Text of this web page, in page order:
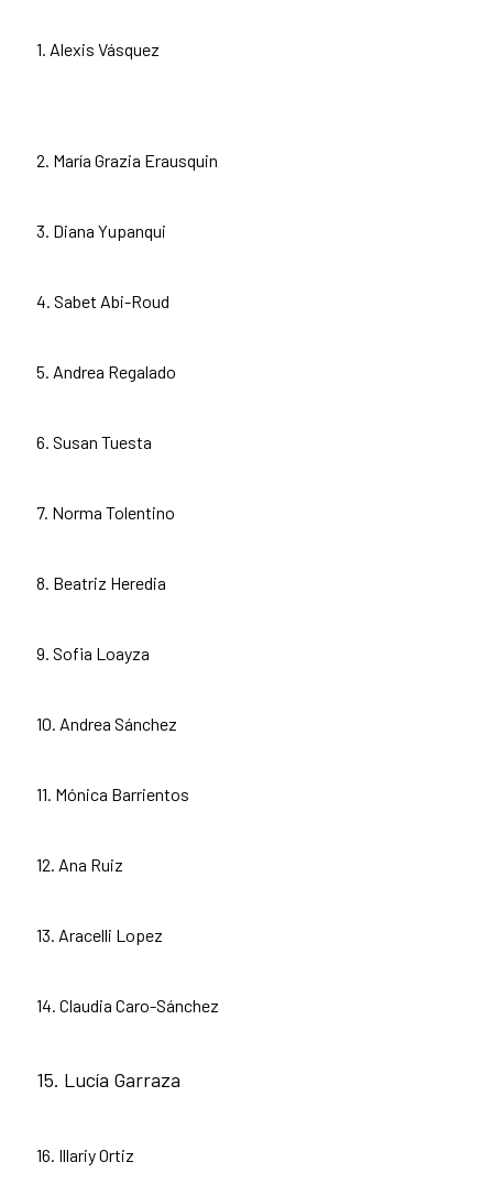
1. Alexis Vásquez
2. María Grazia Erausquin
3. Diana Yupanqui
4. Sabet Abi-Roud
5. Andrea Regalado
6. Susan Tuesta
7. Norma Tolentino
8. Beatriz Heredia
9. Sofia Loayza
10. Andrea Sánchez
11. Mónica Barrientos
12. Ana Ruiz
13. Aracelli Lopez
14. Claudia Caro-Sánchez
15. Lucía Garraza
16. Illariy Ortiz